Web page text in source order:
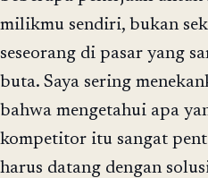
milikmu sendiri, bukan
seseorang di pasar yang
buta. Saya sering
bahwa mengetahui apa
kompetitor itu sangat
harus datang dengan